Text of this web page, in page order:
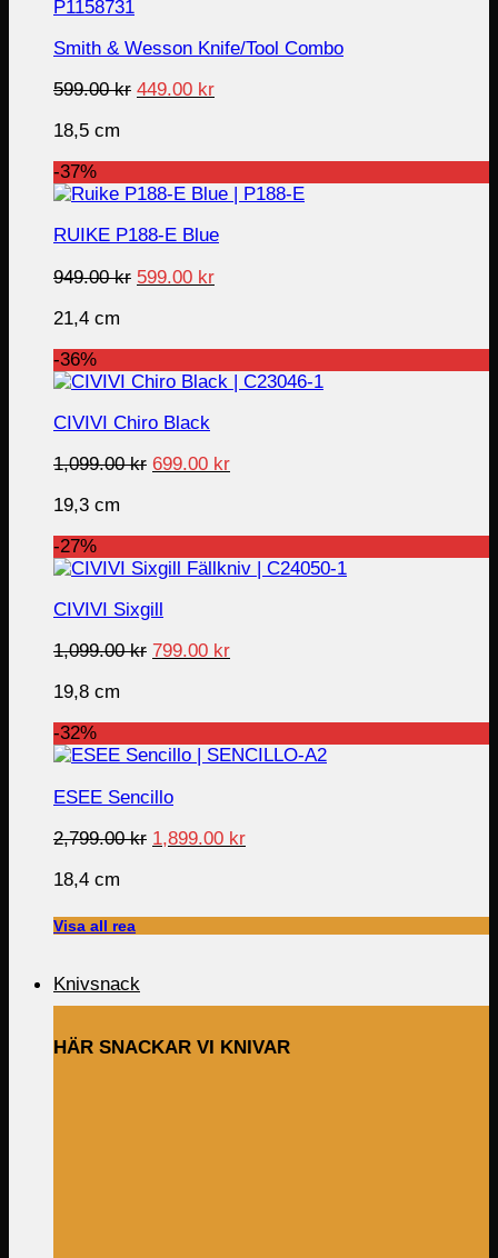
Smith & Wesson Knife/Tool Combo
599.00kr Original
449.00 krCurrent
18,5 cm
-37%
RUIKE P188-E Blue
949.00kr Original
599.00 krCurrent
21,4 cm
-36%
CIVIVI Chiro Black
1,099.00kr Original
699.00 krCurrent
19,3 cm
-27%
CIVIVI Sixgill
1,099.00kr Original
799.00 krCurrent
19,8 cm
-32%
ESEE Sencillo
2,799.00kr Original
1,899.00 krCurrent
18,4 cm
Visa all rea
Knivsnack
HÄR SNACKAR VI KNIVAR